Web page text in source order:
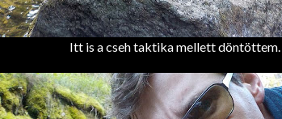
Itt is a cseh taktika mellett döntöttem.